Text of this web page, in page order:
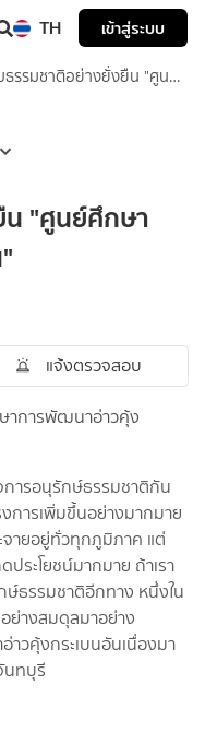
TH เข้าสู่ระบบ
รรมชาติอย่างยั่งยืน "ศูนย์
"ศูนย์ศึกษา
แจ้งตรวจสอบ
รอนุรักษ์ธรรมชาติกัน
การเพิ่มขึ้นอย่างมากมาย
ายอยู่ทั่วทุกภูมิภาค แต่
ประโยชน์มากมาย ถ้าเรา
ษ์ธรรมชาติอีกทาง หนึ่งใน
างสมดุลมาอย่าง
วคุ้งกระเบนอันเนื่องมา
นทบุรี